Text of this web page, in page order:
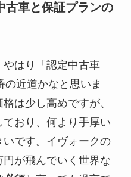
古車と保証プランの
はり「認定中古車
の近道かなと思いま
は少し高めですが、
おり、何より手厚い
です。イヴォークの
が飛んでいく世界な